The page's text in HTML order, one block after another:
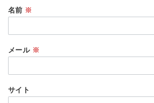
名前 ※
メール ※
サイト